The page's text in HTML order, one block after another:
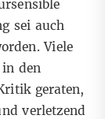
sei auch
Viele
in den
geraten,
verletzend